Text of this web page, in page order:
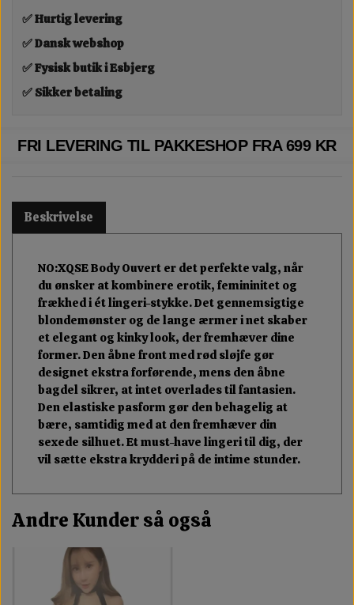
✅ Hurtig levering
✅ Dansk webshop
✅ Fysisk butik i Esbjerg
✅ Sikker betaling
FRI LEVERING TIL PAKKESHOP FRA 699 KR
Beskrivelse
NO:XQSE Body Ouvert er det perfekte valg, når
du ønsker at kombinere erotik, femininitet og
frækhed i ét lingeri-stykke. Det gennemsigtige
blondemønster og de lange ærmer i net skaber
et elegant og kinky look, der fremhæver dine
former. Den åbne front med rød sløjfe gør
designet ekstra forførende, mens den åbne
bagdel sikrer, at intet overlades til fantasien.
Den elastiske pasform gør den behagelig at
bære, samtidig med at den fremhæver din
sexede silhuet. Et must-have lingeri til dig, der
vil sætte ekstra krydderi på de intime stunder.
Andre Kunder så også